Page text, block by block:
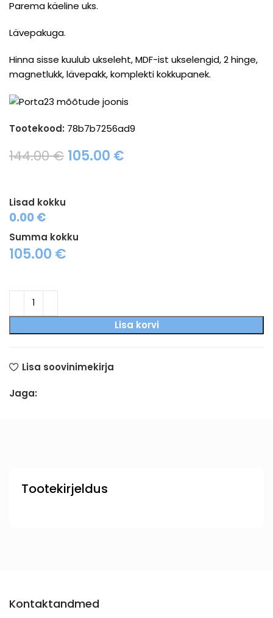
Parema käeline uks.
Lävepakuga.
Hinna sisse kuulub ukseleht, MDF-ist ukselengid, 2 hinge,
magnetlukk, lävepakk, komplekti kokkupanek.
Tootekood: 78b7b7256ad9
144.00€ Original
105.00 €
Lisad kokku
0.00 €
Summa kokku
105.00€
Lisa korvi
Lisa soovinimekirja
Jaga:
Tootekirjeldus
Kontaktandmed